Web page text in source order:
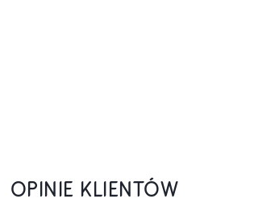
OPINIE KLIENTÓW